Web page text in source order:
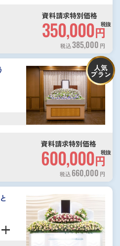
資料請求特別価格
350,000円
税抜
税込385,000 円
人気
プラン
資料請求特別価格
600,000円
税抜
税込660,000 円